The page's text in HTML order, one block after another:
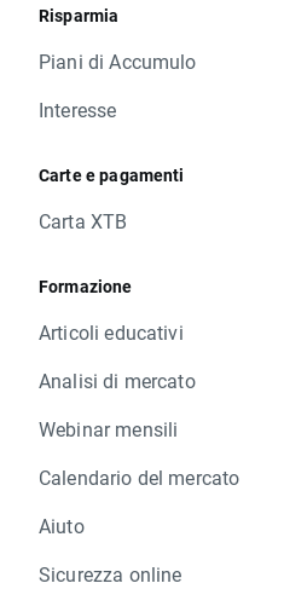
Risparmia
Piani di Accumulo
Interesse
Carte e pagamenti
Carta XTB
Formazione
Articoli educativi
Analisi di mercato
Webinar mensili
Calendario del mercato
Aiuto
Sicurezza online